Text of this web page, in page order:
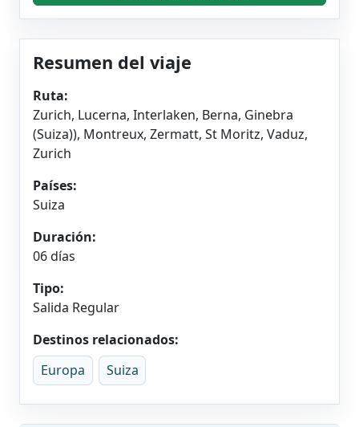
Resumen del viaje
Ruta:
Zurich, Lucerna, Interlaken, Berna, Ginebra
(Suiza)), Montreux, Zermatt, St Moritz, Vaduz,
Zurich
Países:
Suiza
Duración:
06 días
Tipo:
Salida Regular
Destinos relacionados:
Europa
Suiza